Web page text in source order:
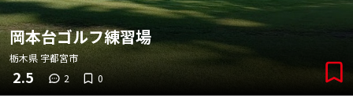
岡本台ゴルフ練習場
栃木県 宇都宮市
2.5 2 0